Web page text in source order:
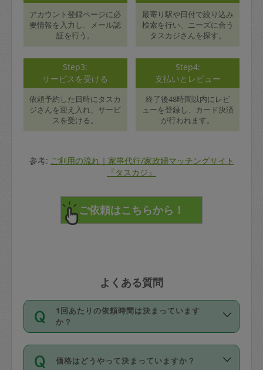
アカウント登録ページに必
要情報を入力し、メール認
証を行う。
最寄り駅や日付で絞り込み
検索を行い、ニーズに合う
タスカジさんを探す。
Step3:
サービスを受ける
依頼予約した日時にタスカ
ジさんを迎え入れ、サービ
スを受ける。
Step4:
支払いとレビュー
終了後48時間以内にレビ
ューを登録し、カード決済
が行われます。
参考: ご利用の流れ｜家事代行/家政婦マッチングサイト
『タスカジ』
よくある質問
1回あたりの依頼時間は決まっています
か？
依頼1回につき3時間固定です。3時間を
超えて依頼したい場合は、延長機能をご
価格はどうやって決まっていますか？